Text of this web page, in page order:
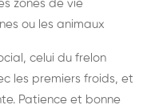
zones de vie
ou les animaux
celui du frelon
les premiers froids, et
Patience et bonne